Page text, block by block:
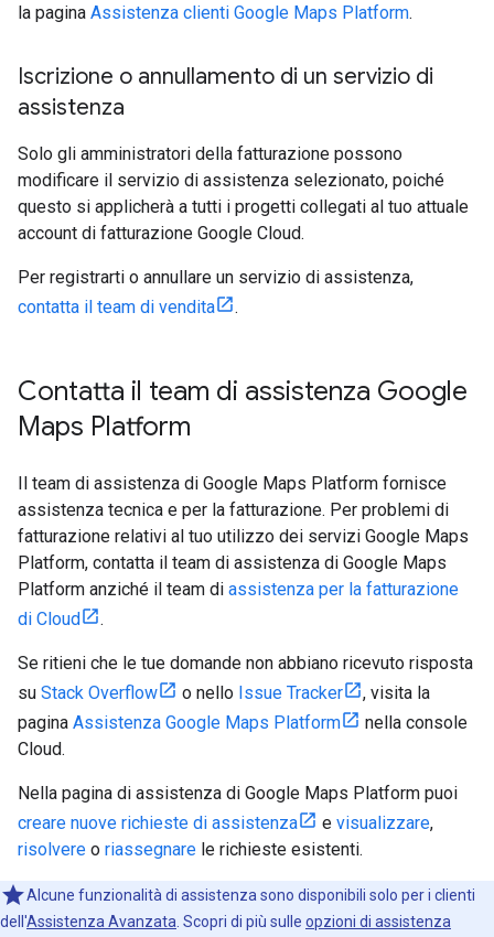
la pagina Assistenza clienti Google Maps Platform.
Iscrizione o annullamento di un servizio di
assistenza
Solo gli amministratori della fatturazione possono
modificare il servizio di assistenza selezionato, poiché
questo si applicherà a tutti i progetti collegati al tuo attuale
account di fatturazione Google Cloud.
Per registrarti o annullare un servizio di assistenza,
contatta il team di vendita
.
Contatta il team di assistenza Google
Maps Platform
Il team di assistenza di Google Maps Platform fornisce
assistenza tecnica e per la fatturazione. Per problemi di
fatturazione relativi al tuo utilizzo dei servizi Google Maps
Platform, contatta il team di assistenza di Google Maps
Platform anziché il team di assistenza per la fatturazione
di Cloud
.
Se ritieni che le tue domande non abbiano ricevuto risposta
su Stack Overflow o nello Issue Tracker
, visita la
pagina Assistenza Google Maps Platform
nella console
Cloud.
Nella pagina di assistenza di Google Maps Platform puoi
creare nuove richieste di assistenza
e visualizzare,
risolvere o riassegnare le richieste esistenti.
Alcune funzionalità di assistenza sono disponibili solo per i clienti
dell'Assistenza Avanzata . Scopri di più sulle opzioni di assistenza